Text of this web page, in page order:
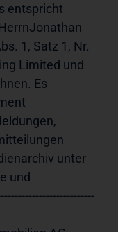
entspricht
1, Satz 1, Nr.
Limited und
Es
unter
und